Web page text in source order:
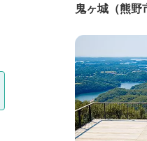
鬼ヶ城（熊野